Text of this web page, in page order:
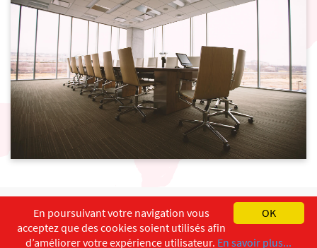
English Français
Copyright ©ISEC-AdW Aspects légaux
OK
En poursuivant votre navigation vous
acceptez que des cookies soient utilisés afin
d’améliorer votre expérience utilisateur. En savoir plus...